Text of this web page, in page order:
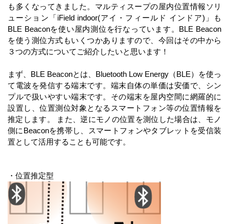
も多くなってきました。マルティスープの屋内位置情報ソリ
ューション「iField indoor(アイ・フィールド インドア)」も
BLE Beaconを使い屋内測位を行なっています。BLE Beacon
を使う測位方式もいくつかありますので、今回はその中から
３つの方式についてご紹介したいと思います！
まず、BLE Beaconとは、Bluetooth Low Energy（BLE）を使っ
て電波を発信する端末です。端末自体の単価は安価で、シン
プルで扱いやすい端末です。その端末を屋内空間に網羅的に
設置し、位置測位対象となるスマートフォン等の位置情報を
推定します。 また、逆にモノの位置を測位した場合は、モノ
側にBeaconを携帯し、スマートフォンやタブレットを受信装
置として活用することも可能です。
・位置推定型